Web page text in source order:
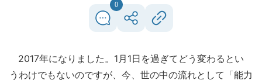
0
2017年になりました。1月1日を過ぎてどう変わるとい
うわけでもないのですが、今、世の中の流れとして「能力